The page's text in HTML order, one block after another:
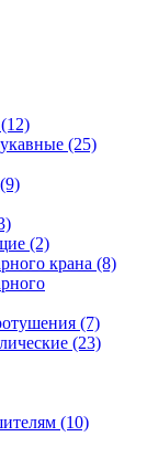
(12)
(25)
(9)
(2)
крана (8)
(7)
(23)
(10)